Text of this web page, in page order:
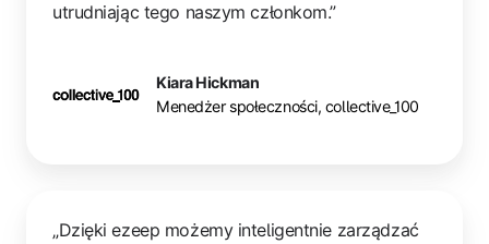
utrudniając tego naszym członkom.”
Kiara Hickman
Menedżer społeczności, collective_100
„Dzięki ezeep możemy inteligentnie zarządzać